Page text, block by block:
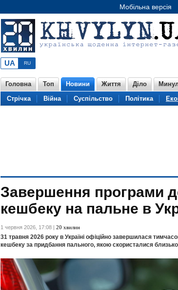
Мобільна версія
Головна Топ Новини Життя Діло
Стрічка
Війна Суспільство Політика
Завершення програми
кешбеку на пальне в
1 червня 2026, 17:08 | 20 хвилин
31 травня 2026 року в Україні офіційно завершилася
кешбеку за придбання пального, якою скористалися